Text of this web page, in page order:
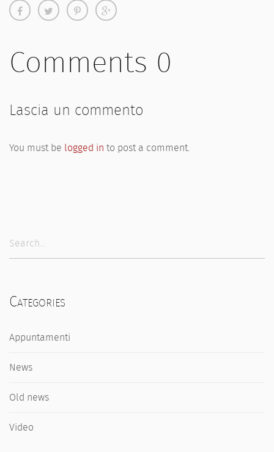
Comments 0
Lascia un commento
You must be logged in to post a comment.
Categories
Appuntamenti
News
Old news
Video